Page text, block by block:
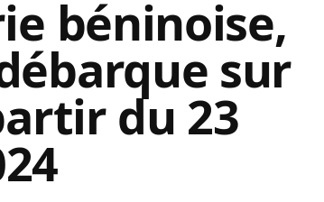
béninoise,
sur
du 23